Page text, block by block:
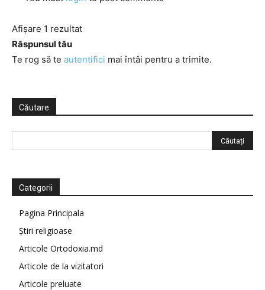
Afișare 1 rezultat
Răspunsul tău
Te rog să te autentifici mai întâi pentru a trimite.
Căutare
Categorii
Pagina Principala
Știri religioase
Articole Ortodoxia.md
Articole de la vizitatori
Articole preluate